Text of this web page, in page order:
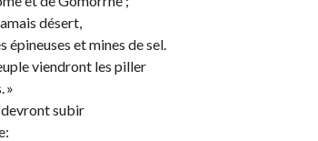
désert,
épineuses et mines de sel.
viendront les piller
»
subir